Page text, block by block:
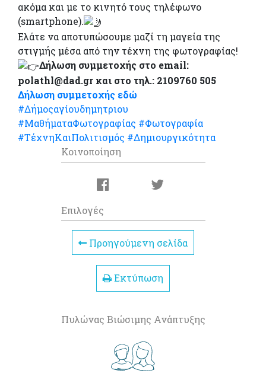
ακόμα και με το κινητό τους τηλέφωνο
(smartphone).
Ελάτε να αποτυπώσουμε μαζί τη μαγεία της
στιγμής μέσα από την τέχνη της φωτογραφίας!
Δήλωση συμμετοχής στο email:
polathl@dad.gr και στο τηλ.: 2109760 505
Δήλωση συμμετοχής εδώ
#Δήμοςαγίουδημητριου
#ΜαθήματαΦωτογραφίας #Φωτογραφία
#ΤέχνηΚαιΠολιτισμός #Δημιουργικότητα
Κοινοποίηση
Επιλογές
Προηγούμενη σελίδα
Εκτύπωση
Πυλώνας Βιώσιμης Ανάπτυξης